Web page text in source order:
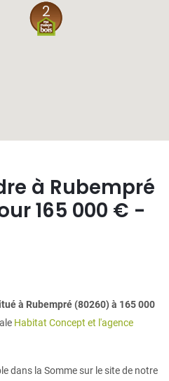
2
à Rubempré
165 000 € -
à Rubempré (80260) à 165 000
Habitat Concept et l'agence
dans la Somme sur le site de notre